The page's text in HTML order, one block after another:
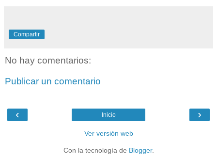
Compartir
No hay comentarios:
Publicar un comentario
‹ ›
Inicio
Ver versión web
Con la tecnología de Blogger.